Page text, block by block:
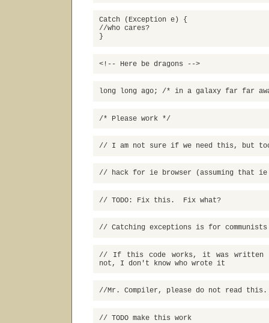
Catch (Exception e) {
//who cares?
}
<!-- Here be dragons -->
long long ago; /* in a galaxy far far
/* Please work */
// I am not sure if we need this, but
// hack for ie browser (assuming that
// TODO: Fix this. Fix what?
// Catching exceptions is for communists
// If this code works, it was written
not, I don't know who wrote it
//Mr. Compiler, please do not read this.
// TODO make this work